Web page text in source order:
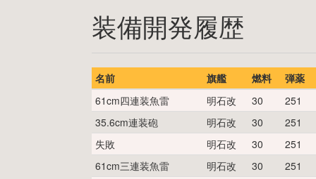
装備開発履歴
名前 旗艦 燃料
弾薬
61cm四連装魚雷
明石改 30
251
35.6cm連装砲
明石改 30
251
失敗
明石改 30
251
61cm三連装魚雷
明石改 30
251